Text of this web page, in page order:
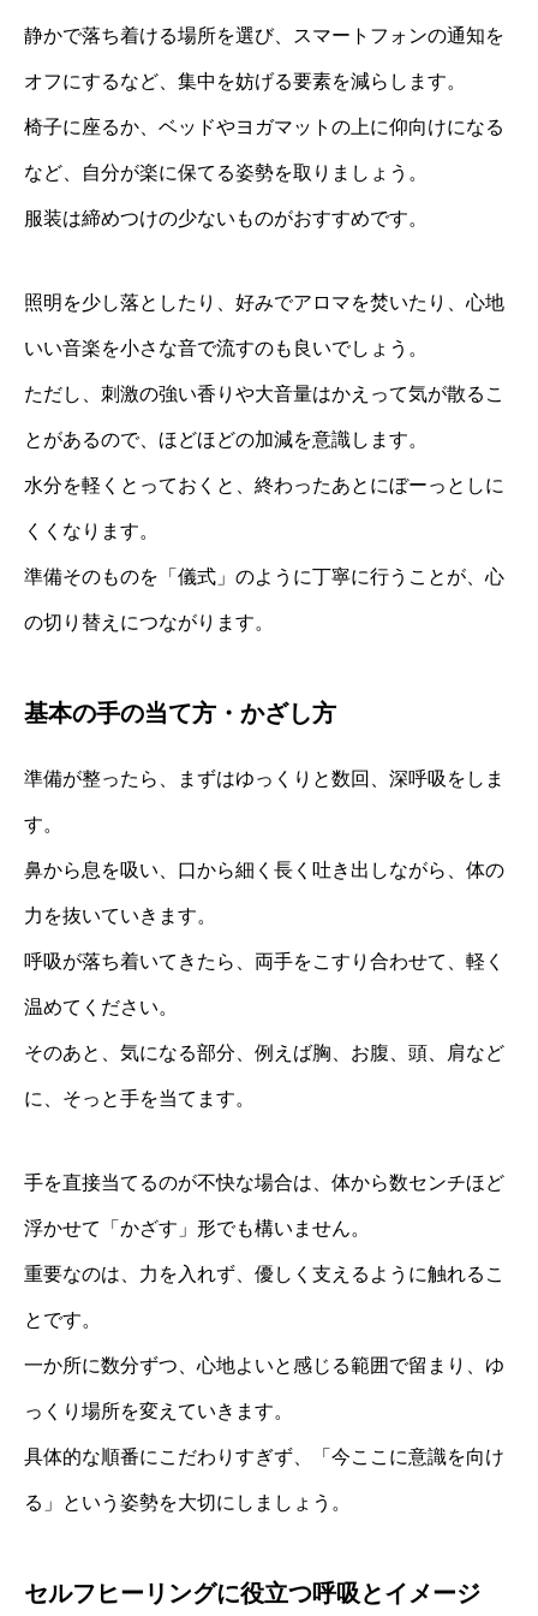
静かで落ち着ける場所を選び、スマートフォンの通知を
オフにするなど、集中を妨げる要素を減らします。
椅子に座るか、ベッドやヨガマットの上に仰向けになる
など、自分が楽に保てる姿勢を取りましょう。
服装は締めつけの少ないものがおすすめです。
照明を少し落としたり、好みでアロマを焚いたり、心地
いい音楽を小さな音で流すのも良いでしょう。
ただし、刺激の強い香りや大音量はかえって気が散るこ
とがあるので、ほどほどの加減を意識します。
水分を軽くとっておくと、終わったあとにぼーっとしに
くくなります。
準備そのものを「儀式」のように丁寧に行うことが、心
の切り替えにつながります。
基本の手の当て方・かざし方
準備が整ったら、まずはゆっくりと数回、深呼吸をしま
す。
鼻から息を吸い、口から細く長く吐き出しながら、体の
力を抜いていきます。
呼吸が落ち着いてきたら、両手をこすり合わせて、軽く
温めてください。
そのあと、気になる部分、例えば胸、お腹、頭、肩など
に、そっと手を当てます。
手を直接当てるのが不快な場合は、体から数センチほど
浮かせて「かざす」形でも構いません。
重要なのは、力を入れず、優しく支えるように触れるこ
とです。
一か所に数分ずつ、心地よいと感じる範囲で留まり、ゆ
っくり場所を変えていきます。
具体的な順番にこだわりすぎず、「今ここに意識を向け
る」という姿勢を大切にしましょう。
セルフヒーリングに役立つ呼吸とイメージ